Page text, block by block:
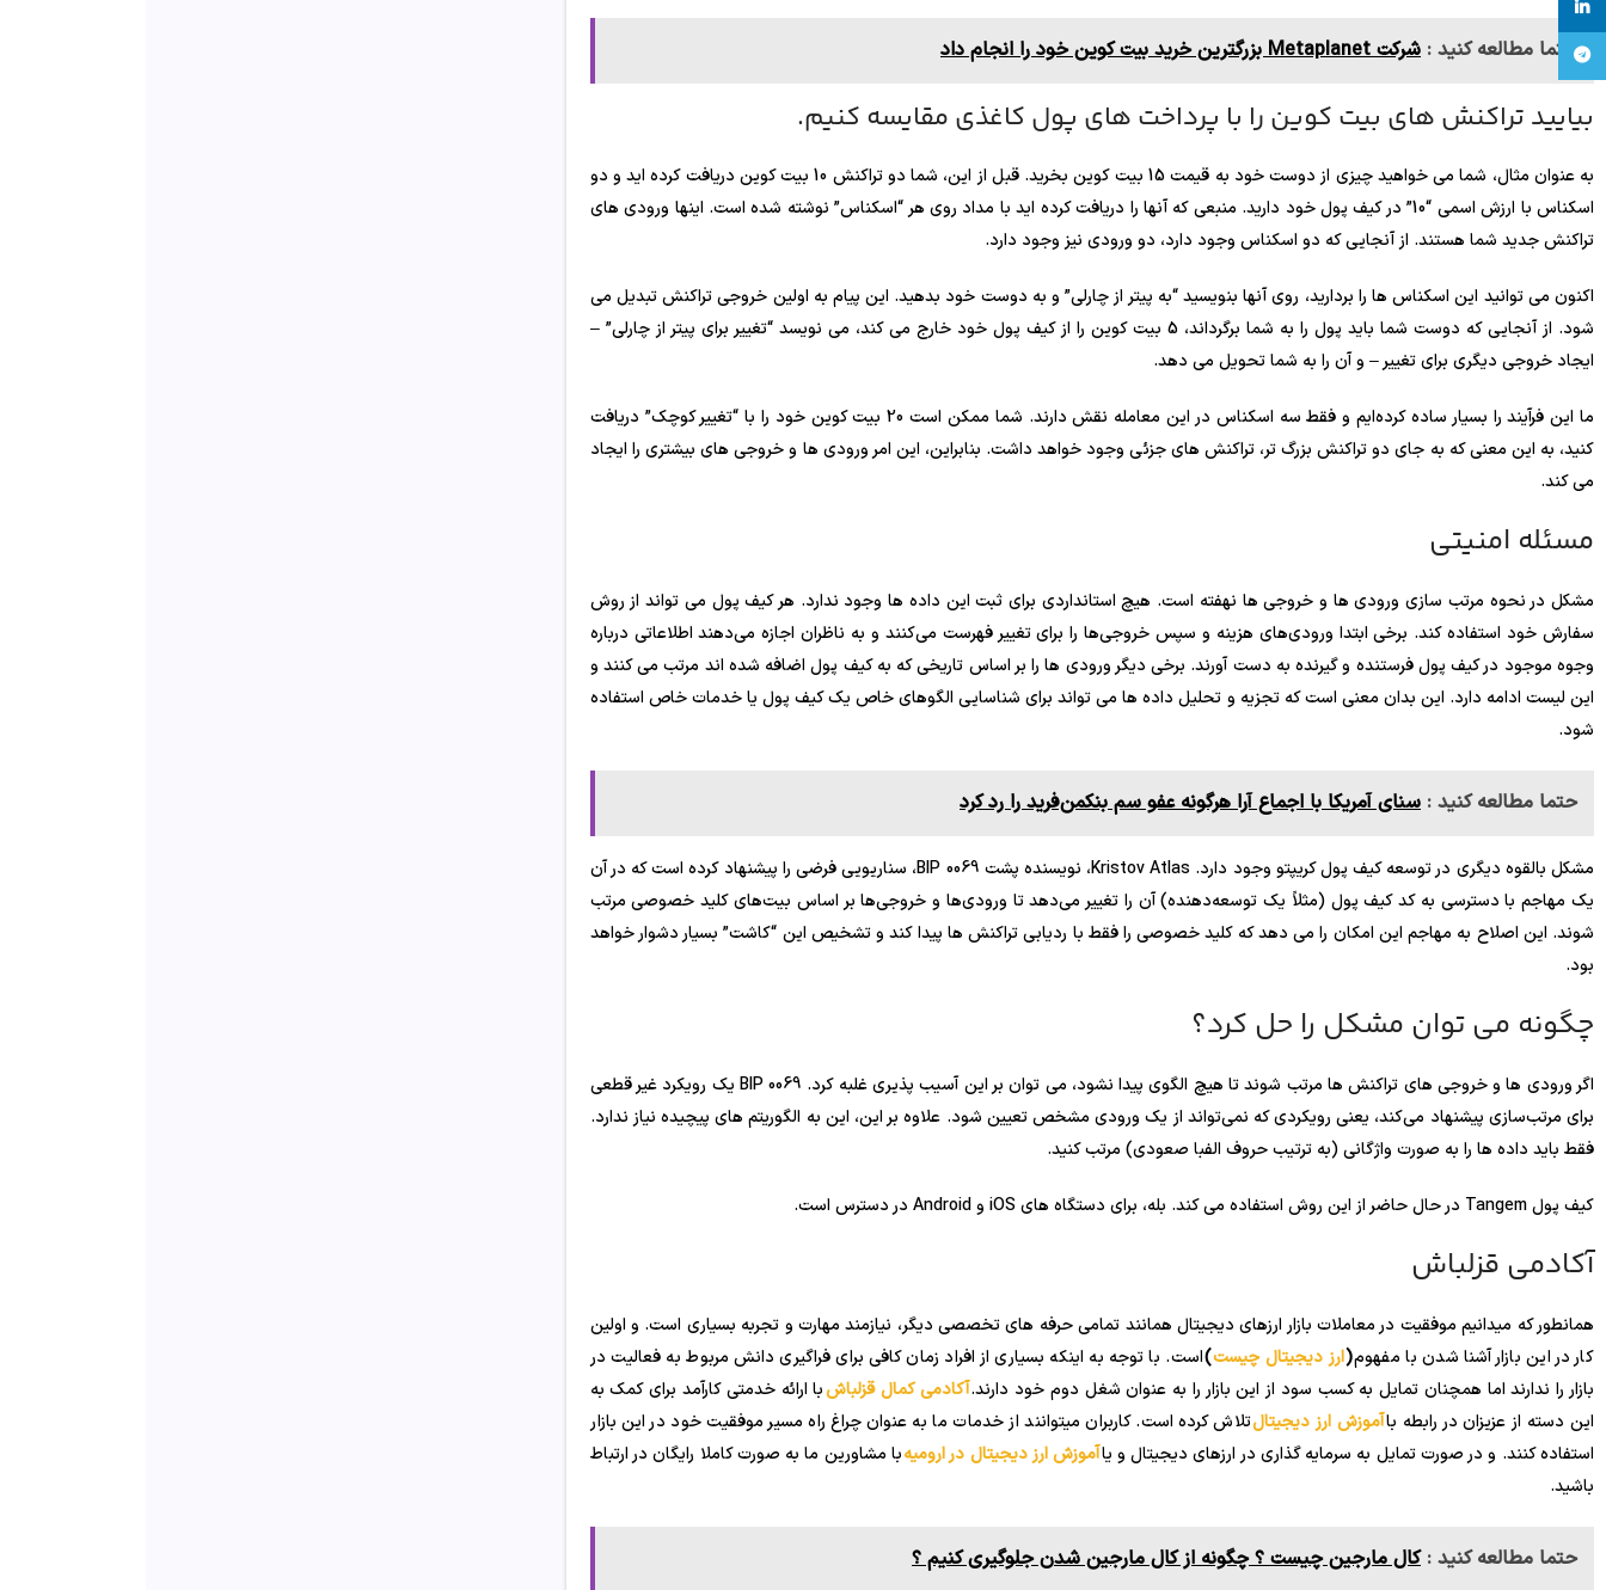
حتما مطالعه کنید : شرکت Metaplanet بزرگترین خرید بیت کوین خود را انجام داد
بیایید تراکنش های بیت کوین را با پرداخت های پول کاغذی مقایسه کنیم.
به عنوان مثال، شما می خواهید چیزی از دوست خود به قیمت 15 بیت کوین بخرید. قبل از این، شما دو تراکنش 10 بیت کوین دریافت کرده اید و دو
اسکناس با ارزش اسمی “10” در کیف پول خود دارید. منبعی که آنها را دریافت کرده اید با مداد روی هر “اسکناس” نوشته شده است. اینها ورودی های
تراکنش جدید شما هستند. از آنجایی که دو اسکناس وجود دارد، دو ورودی نیز وجود دارد.
اکنون می توانید این اسکناس ها را بردارید، روی آنها بنویسید “به پیتر از چارلی” و به دوست خود بدهید. این پیام به اولین خروجی تراکنش تبدیل می
شود. از آنجایی که دوست شما باید پول را به شما برگرداند، 5 بیت کوین را از کیف پول خود خارج می کند، می نویسد “تغییر برای پیتر از چارلی” –
ایجاد خروجی دیگری برای تغییر – و آن را به شما تحویل می دهد.
ما این فرآیند را بسیار ساده کرده‌ایم و فقط سه اسکناس در این معامله نقش دارند. شما ممکن است 20 بیت کوین خود را با “تغییر کوچک” دریافت
کنید، به این معنی که به جای دو تراکنش بزرگ تر، تراکنش های جزئی وجود خواهد داشت. بنابراین، این امر ورودی ها و خروجی های بیشتری را ایجاد
می کند.
مسئله امنیتی
مشکل در نحوه مرتب سازی ورودی ها و خروجی ها نهفته است. هیچ استانداردی برای ثبت این داده ها وجود ندارد. هر کیف پول می تواند از روش
سفارش خود استفاده کند. برخی ابتدا ورودی‌های هزینه و سپس خروجی‌ها را برای تغییر فهرست می‌کنند و به ناظران اجازه می‌دهند اطلاعاتی درباره
وجوه موجود در کیف پول فرستنده و گیرنده به دست آورند. برخی دیگر ورودی ها را بر اساس تاریخی که به کیف پول اضافه شده اند مرتب می کنند و
این لیست ادامه دارد. این بدان معنی است که تجزیه و تحلیل داده ها می تواند برای شناسایی الگوهای خاص یک کیف پول یا خدمات خاص استفاده
شود.
حتما مطالعه کنید : سنای آمریکا با اجماع آرا هرگونه عفو سم بنکمن‌فرید را رد کرد
مشکل بالقوه دیگری در توسعه کیف پول کریپتو وجود دارد. Kristov Atlas، نویسنده پشت BIP 0069، سناریویی فرضی را پیشنهاد کرده است که در آن
یک مهاجم با دسترسی به کد کیف پول (مثلاً یک توسعه‌دهنده) آن را تغییر می‌دهد تا ورودی‌ها و خروجی‌ها بر اساس بیت‌های کلید خصوصی مرتب
شوند. این اصلاح به مهاجم این امکان را می دهد که کلید خصوصی را فقط با ردیابی تراکنش ها پیدا کند و تشخیص این “کاشت” بسیار دشوار خواهد
بود.
چگونه می توان مشکل را حل کرد؟
اگر ورودی ها و خروجی های تراکنش ها مرتب شوند تا هیچ الگوی پیدا نشود، می توان بر این آسیب پذیری غلبه کرد. BIP 0069 یک رویکرد غیر قطعی
برای مرتب‌سازی پیشنهاد می‌کند، یعنی رویکردی که نمی‌تواند از یک ورودی مشخص تعیین شود. علاوه بر این، این به الگوریتم های پیچیده نیاز ندارد.
فقط باید داده ها را به صورت واژگانی (به ترتیب حروف الفبا صعودی) مرتب کنید.
کیف پول Tangem در حال حاضر از این روش استفاده می کند. بله، برای دستگاه های iOS و Android در دسترس است.
آکادمی قزلباش
همانطور که میدانیم موفقیت در معاملات بازار ارزهای دیجیتال همانند تمامی حرفه های تخصصی دیگر، نیازمند مهارت و تجربه بسیاری است. و اولین
کار در این بازار آشنا شدن با مفهوم(ارز دیجیتال چیست)است. با توجه به اینکه بسیاری از افراد زمان کافی برای فراگیری دانش مربوط به فعالیت در
بازار را ندارند اما همچنان تمایل به کسب سود از این بازار را به عنوان شغل دوم خود دارند.آکادمی کمال قزلباشبا ارائه خدمتی کارآمد برای کمک به
این دسته از عزیزان در رابطه باآموزش ارز دیجیتالتلاش کرده است. کاربران میتوانند از خدمات ما به عنوان چراغ راه مسیر موفقیت خود در این بازار
استفاده کنند. و در صورت تمایل به سرمایه گذاری در ارزهای دیجیتال و یاآموزش ارز دیجیتال در ارومیهبا مشاورین ما به صورت کاملا رایگان در ارتباط
باشید.
حتما مطالعه کنید : کال مارجین چیست ؟ چگونه از کال مارجین شدن جلوگیری کنیم ؟
تلگرام